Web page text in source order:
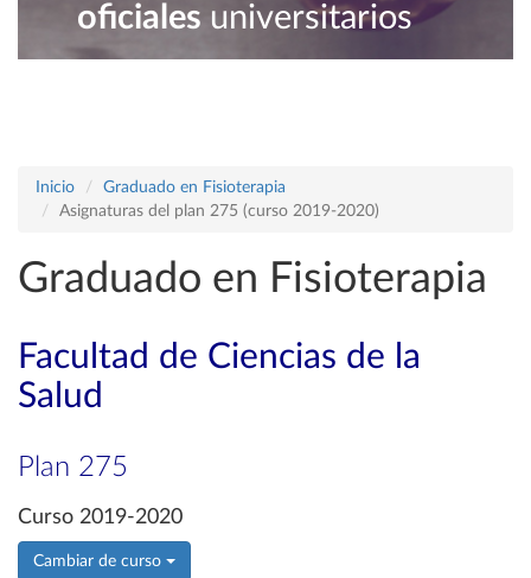
oficiales universitarios
Inicio
Graduado en Fisioterapia
Asignaturas del plan 275 (curso 2019-2020)
Graduado en Fisioterapia
Facultad de Ciencias de la
Salud
Plan 275
Curso 2019-2020
Cambiar de curso